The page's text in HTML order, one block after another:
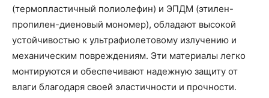
(термопластичный полиолефин) и ЭПДМ (этилен-
пропилен-диеновый мономер), обладают высокой
устойчивостью к ультрафиолетовому излучению и
механическим повреждениям. Эти материалы легко
монтируются и обеспечивают надежную защиту от
влаги благодаря своей эластичности и прочности.